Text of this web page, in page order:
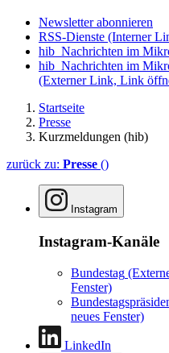
Newsletter abonnieren
RSS-Dienste (Interner
hib_Nachrichten im
hib_Nachrichten im
(Externer Link, Link
Startseite
Presse
Kurzmeldungen (hib)
zurück zu: Presse ()
Instagram
Instagram-Kanäle
Bundestag
Fenster)
neues Fenster)
LinkedIn